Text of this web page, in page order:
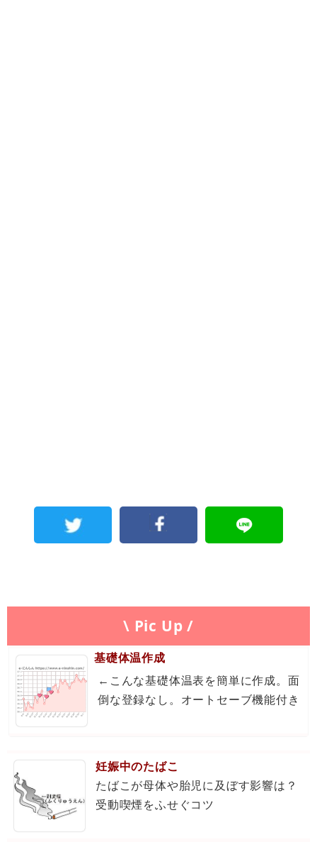
\ Pic Up /
基礎体温作成
←こんな基礎体温表を簡単に作成。面
倒な登録なし。オートセーブ機能付き
妊娠中のたばこ
たばこが母体や胎児に及ぼす影響は？
受動喫煙をふせぐコツ